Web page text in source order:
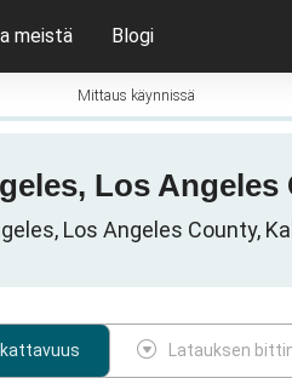
meistä Blogi
Mittaus käynnissä
Los
Los Angeles County,
Latauksen